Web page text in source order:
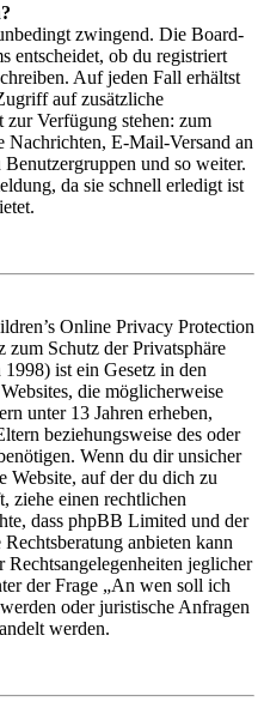
zwingend. Die Board-
entscheidet, ob du registriert
Auf jeden Fall erhältst
auf zusätzliche
Verfügung stehen: zum
Nachrichten, E-Mail-Versand an
und so weiter.
da sie schnell erledigt ist
Online Privacy Protection
zum Schutz der Privatsphäre
ist ein Gesetz in den
die möglicherweise
unter 13 Jahren erheben,
beziehungsweise des oder
Wenn du dir unsicher
Website, auf der du dich zu
ziehe einen rechtlichen
dass phpBB Limited und der
anbieten kann
jeglicher
der Frage „An wen soll ich
oder juristische Anfragen
werden.